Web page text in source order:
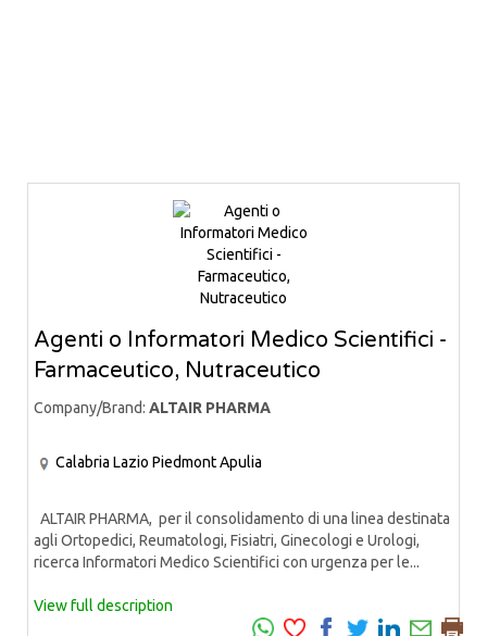
Agenti o Informatori Medico Scientifici -
Farmaceutico, Nutraceutico
Company/Brand: ALTAIR PHARMA
Calabria Lazio PiedmontApulia
ALTAIR PHARMA, per il consolidamento di una linea destinata
agli Ortopedici, Reumatologi, Fisiatri, Ginecologi e Urologi,
ricerca Informatori Medico Scientifici con urgenza per le...
View full description